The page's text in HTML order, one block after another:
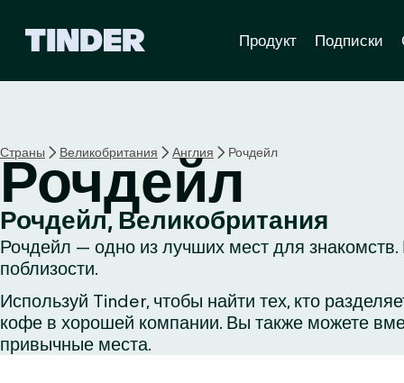
я
с
т
р
а
н
а
T
Продукт Подписки
Страны Великобритания Англия Рочдейл
Рочдейл
Рочдейл, Великобритания
Рочдейл — одно из лучших мест для
поблизости.
Используй Tinder, чтобы найти тех, кто
кофе в хорошей компании. Вы также можете
привычные места.